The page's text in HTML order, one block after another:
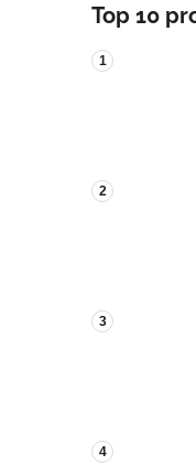
o
s
t
n
n
e
Top 10